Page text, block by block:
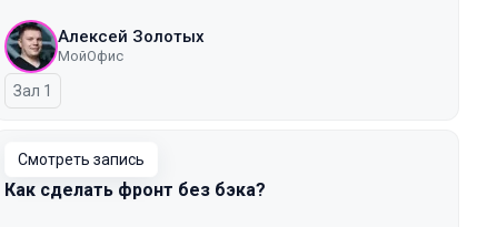
Алексей Золотых
МойОфис
Зал 1
Смотреть запись
Как сделать фронт без бэка?